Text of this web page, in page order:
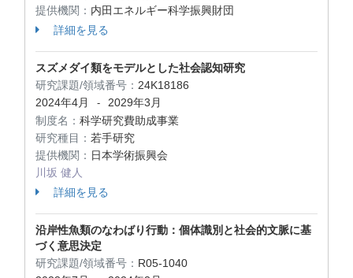
提供機関： 内田エネルギー科学振興財団
詳細を見る
スズメダイ類をモデルとした社会認知研究
研究課題/領域番号： 24K18186
2024年4月
-
2029年3月
制度名： 科学研究費助成事業
研究種目： 若手研究
提供機関： 日本学術振興会
川坂 健人
詳細を見る
沿岸性魚類のなわばり行動：個体識別と社会的文脈に基
づく意思決定
研究課題/領域番号： R05-1040